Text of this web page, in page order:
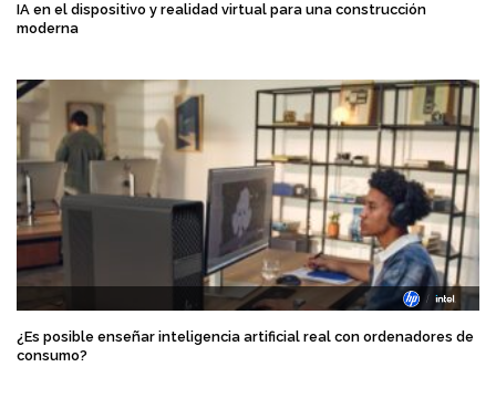
IA en el dispositivo y realidad virtual para una construcción
moderna
¿Es posible enseñar inteligencia artificial real con ordenadores de
consumo?